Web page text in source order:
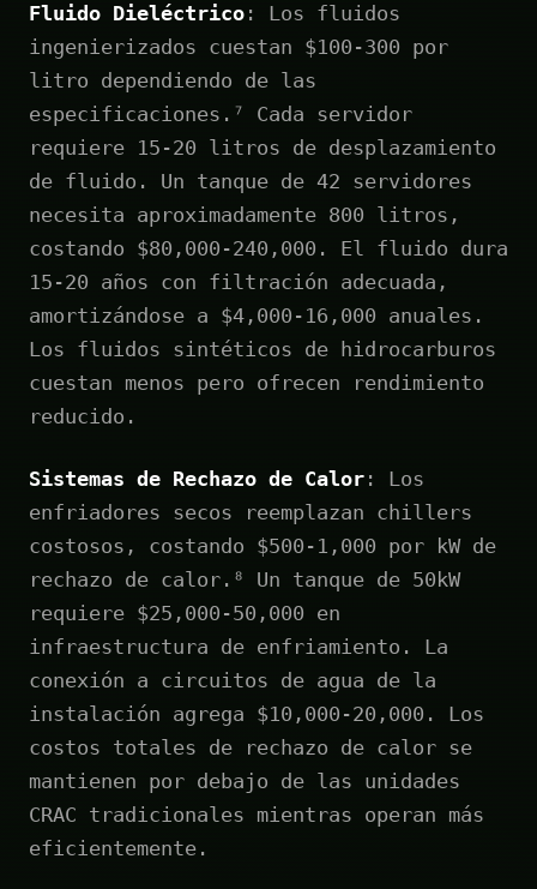
Fluido Dieléctrico : Los fluidos
ingenierizados cuestan $100-300 por
litro dependiendo de las
especificaciones.⁷ Cada servidor
requiere 15-20 litros de desplazamiento
de fluido. Un tanque de 42 servidores
necesita aproximadamente 800 litros,
costando $80,000-240,000. El fluido dura
15-20 años con filtración adecuada,
amortizándose a $4,000-16,000 anuales.
Los fluidos sintéticos de hidrocarburos
cuestan menos pero ofrecen rendimiento
reducido.
Sistemas de Rechazo de Calor : Los
enfriadores secos reemplazan chillers
costosos, costando $500-1,000 por kW de
rechazo de calor.⁸ Un tanque de 50kW
requiere $25,000-50,000 en
infraestructura de enfriamiento. La
conexión a circuitos de agua de la
instalación agrega $10,000-20,000. Los
costos totales de rechazo de calor se
mantienen por debajo de las unidades
CRAC tradicionales mientras operan más
eficientemente.